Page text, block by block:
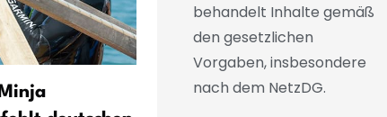
Funkel schwärmt von
behandelt Inhalte gemäß
den gesetzlichen
Vorgaben, insbesondere
nach dem NetzDG.